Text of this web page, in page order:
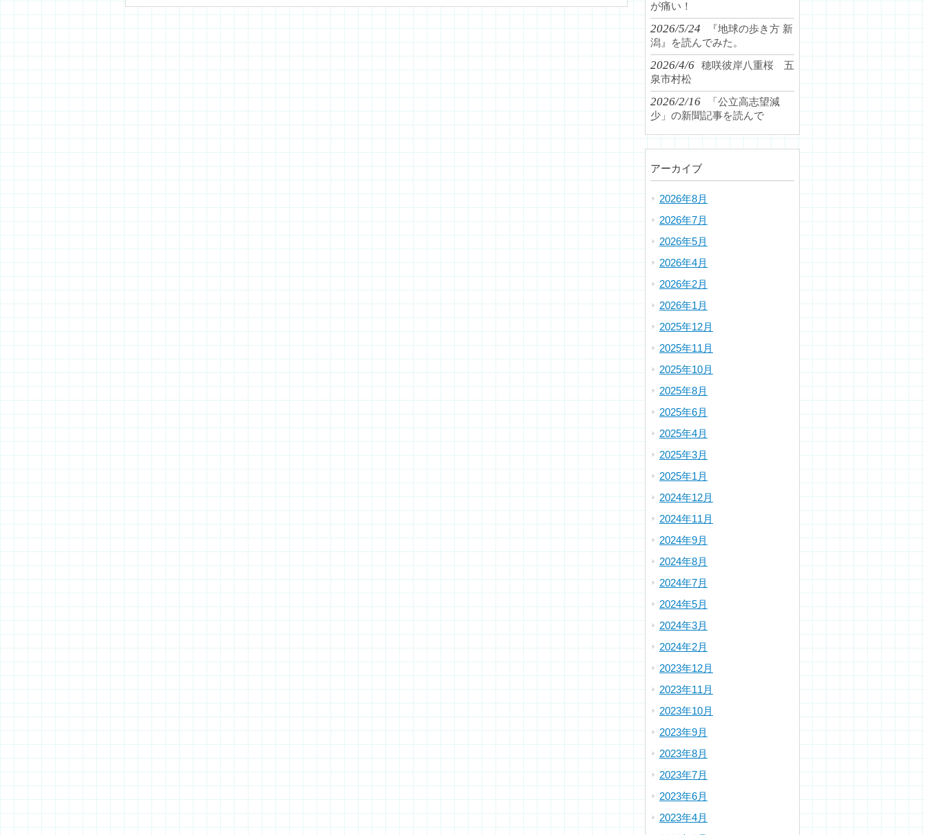
が痛い！
2026/5/24
『地球の歩き方 新
潟』を読んでみた。
2026/4/6
穂咲彼岸八重桜 五
泉市村松
2026/2/16
「公立高志望減
少」の新聞記事を読んで
アーカイブ
2026年8月
2026年7月
2026年5月
2026年4月
2026年2月
2026年1月
2025年12月
2025年11月
2025年10月
2025年8月
2025年6月
2025年4月
2025年3月
2025年1月
2024年12月
2024年11月
2024年9月
2024年8月
2024年7月
2024年5月
2024年3月
2024年2月
2023年12月
2023年11月
2023年10月
2023年9月
2023年8月
2023年7月
2023年6月
2023年4月